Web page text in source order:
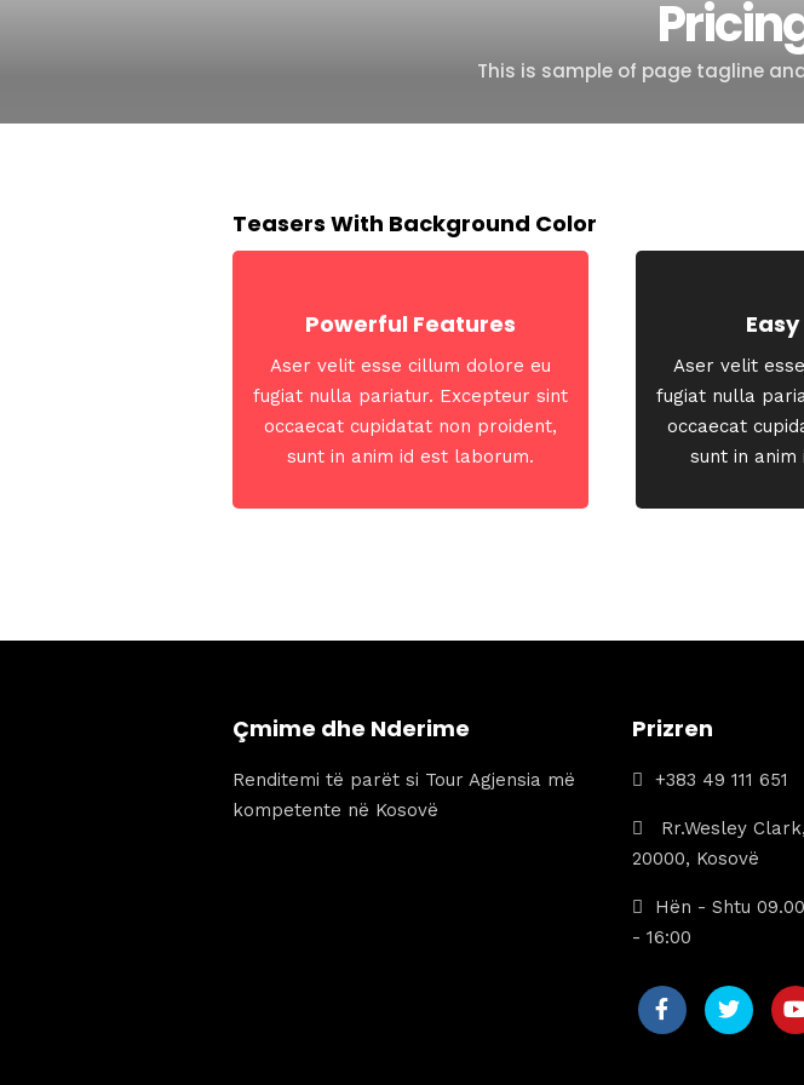
This is sample of page tagline
Teasers With Background Color
Powerful Features
Aser velit esse cillum dolore eu
fugiat nulla pariatur. Excepteur sint
occaecat cupidatat non proident,
sunt in anim id est laborum.
Aser velit
fugiat nulla
occaecat
sunt in
Çmime dhe Nderime
Renditemi të parët si Tour Agjensia më
kompetente në Kosovë
Prizren
+383 49 111 651
Rr.Wesley
20000, Kosovë
Hën - Shtu
- 16:00